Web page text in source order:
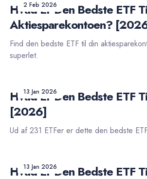
2 Feb 2026
Hvad Er Den Bedste ETF
Aktiesparekontoen?
Find den bedste ETF til din
superlet.
13 Jan 2026
Hvad Er Den Bedste ETF
[2026]
Ud af 231 ETFer er dette den bedste
13 Jan 2026
Hvad Er Den Bedste ETF